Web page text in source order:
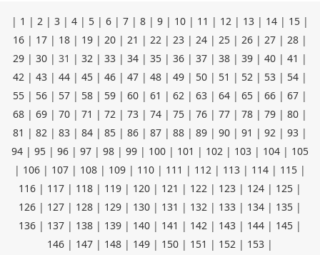
| 1 | 2 | 3 | 4 | 5 | 6 | 7 | 8 | 9 | 10 | 11 | 12 | 13 | 14 | 15 |
16 | 17 | 18 | 19 | 20 | 21 | 22 | 23 | 24 | 25 | 26 | 27 | 28 |
29 | 30 | 31 | 32 | 33 | 34 | 35 | 36 | 37 | 38 | 39 | 40 | 41 |
42 | 43 | 44 | 45 | 46 | 47 | 48 | 49 | 50 | 51 | 52 | 53 | 54 |
55 | 56 | 57 | 58 | 59 | 60 | 61 | 62 | 63 | 64 | 65 | 66 | 67 |
68 | 69 | 70 | 71 | 72 | 73 | 74 | 75 | 76 | 77 | 78 | 79 | 80 |
81 | 82 | 83 | 84 | 85 | 86 | 87 | 88 | 89 | 90 | 91 | 92 | 93 |
94 | 95 | 96 | 97 | 98 | 99 | 100 | 101 | 102 | 103 | 104 | 105
| 106 | 107 | 108 | 109 | 110 | 111 | 112 | 113 | 114 | 115 |
116 | 117 | 118 | 119 | 120 | 121 | 122 | 123 | 124 | 125 |
126 | 127 | 128 | 129 | 130 | 131 | 132 | 133 | 134 | 135 |
136 | 137 | 138 | 139 | 140 | 141 | 142 | 143 | 144 | 145 |
146 | 147 | 148 | 149 | 150 | 151 | 152 | 153 |